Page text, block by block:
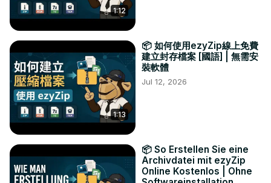
1:12
1:13
📦 如何使用ezyZip線上免費
建立封存檔案 [國語] | 無需安
裝軟體
Jul 12, 2026
📦 So Erstellen Sie eine
Archivdatei mit ezyZip
Online Kostenlos | Ohne